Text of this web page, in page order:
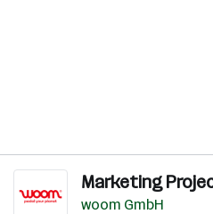
Marketing
woom GmbH